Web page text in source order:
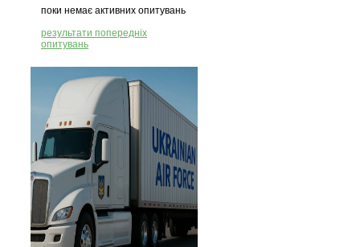
поки немає активних опитувань
результати попередніх
опитувань